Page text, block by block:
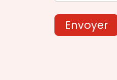
Envoyer